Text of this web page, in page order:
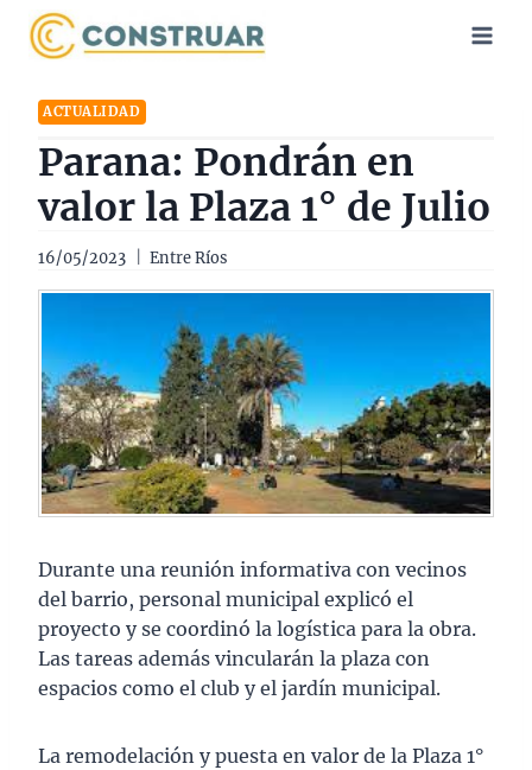
Saltar
ACTUALIDAD
Parana: Pondrán en
valor la Plaza 1° de Julio
16/05/2023 Entre Ríos
Durante una reunión informativa con vecinos
del barrio, personal municipal explicó el
proyecto y se coordinó la logística para la obra.
Las tareas además vincularán la plaza con
espacios como el club y el jardín municipal.
La remodelación y puesta en valor de la Plaza 1°